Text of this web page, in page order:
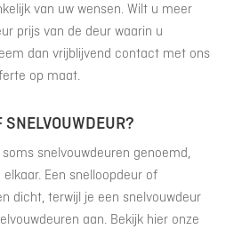
van uw wensen. Wilt u meer
prijs van de deur waarin u
dan vrijblijvend contact met ons
op maat.
SNELVOUWDEUR?
snelvouwdeuren genoemd,
Een snelloopdeur of
dicht, terwijl je een snelvouwdeur
aan. Bekijk hier onze